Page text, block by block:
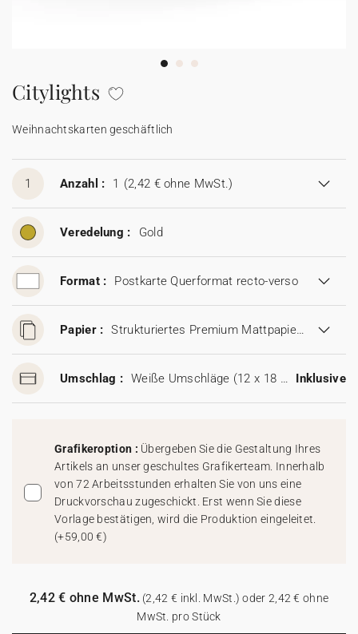
Aufkleber
Citylights
Weihnachtskarten geschäftlich
1 Anzahl : 1 (2,42 € ohne MwSt.)
Veredelung : Gold
Format : Postkarte Querformat recto-verso
Papier : Strukturiertes Premium Mattpapier (280 g/m²)
Umschlag : Weiße Umschläge (12 x 18 cm) Inklusive
Grafikeroption : Übergeben Sie die Gestaltung Ihres
Artikels an unser geschultes Grafikerteam. Innerhalb
von 72 Arbeitsstunden erhalten Sie von uns eine
Druckvorschau zugeschickt. Erst wenn Sie diese
Vorlage bestätigen, wird die Produktion eingeleitet.
(+59,00 €)
2,42 € ohne MwSt.(2,42 € inkl. MwSt.) oder 2,42 € ohne
MwSt. pro Stück